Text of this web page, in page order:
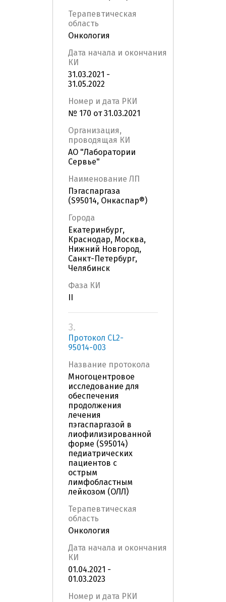
Терапевтическая
область
Онкология
Дата начала и окончания
КИ
31.03.2021 -
31.05.2022
Номер и дата РКИ
№ 170 от 31.03.2021
Организация,
проводящая КИ
АО "Лаборатории
Сервье"
Наименование ЛП
Пэгаспаргаза
(S95014, Онкаспар®)
Города
Екатеринбург,
Краснодар, Москва,
Нижний Новгород,
Санкт-Петербург,
Челябинск
Фаза КИ
3.
Протокол CL2-
95014-003
Название протокола
Многоцентровое
исследование для
обеспечения
продолжения
лечения
пэгаспаргазой в
лиофилизированной
форме (S95014)
педиатрических
пациентов с
острым
лимфобластным
лейкозом (ОЛЛ)
Терапевтическая
область
Онкология
Дата начала и окончания
КИ
01.04.2021 -
01.03.2023
Номер и дата РКИ